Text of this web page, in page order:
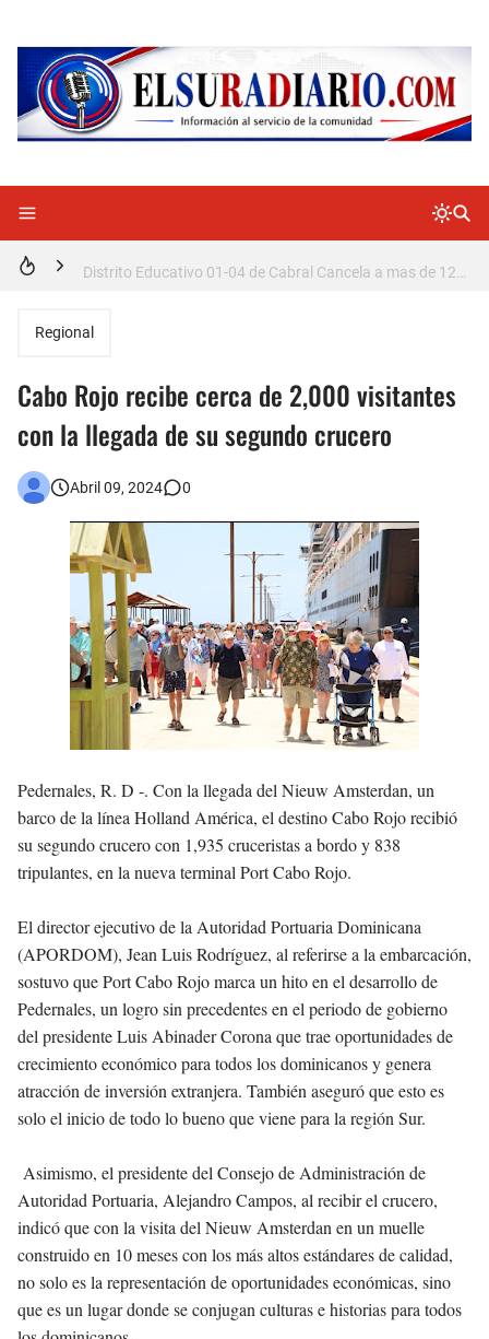
Detienen policía con presunta cocaína en Barahona
Cabraleños despiden entre llantos y reclamo de justicia restos mortales de Yasmel
Regional
Cabo Rojo recibe cerca de 2,000 visitantes
con la llegada de su segundo crucero
Abril 09, 2024 0
Pedernales, R. D -. Con la llegada del Nieuw Amsterdan, un
barco de la línea Holland América, el destino Cabo Rojo recibió
su segundo crucero con 1,935 cruceristas a bordo y 838
tripulantes, en la nueva terminal Port Cabo Rojo.
El director ejecutivo de la Autoridad Portuaria Dominicana
(APORDOM), Jean Luis Rodríguez, al referirse a la embarcación,
sostuvo que Port Cabo Rojo marca un hito en el desarrollo de
Pedernales, un logro sin precedentes en el periodo de gobierno
del presidente Luis Abinader Corona que trae oportunidades de
crecimiento económico para todos los dominicanos y genera
atracción de inversión extranjera. También aseguró que esto es
solo el inicio de todo lo bueno que viene para la región Sur.
Asimismo, el presidente del Consejo de Administración de
Autoridad Portuaria, Alejandro Campos, al recibir el crucero,
indicó que con la visita del Nieuw Amsterdan en un muelle
construido en 10 meses con los más altos estándares de calidad,
no solo es la representación de oportunidades económicas, sino
que es un lugar donde se conjugan culturas e historias para todos